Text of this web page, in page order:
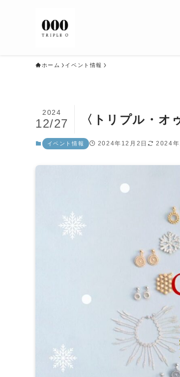
ホーム イベント情報
〈トリプル・オ
2024
12/27
イベント情報 2024年12月2日 2024年